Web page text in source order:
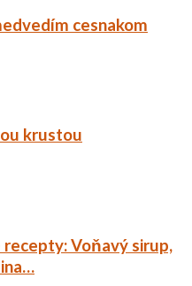
cesnakom
krustou
recepty: Voňavý sirup,